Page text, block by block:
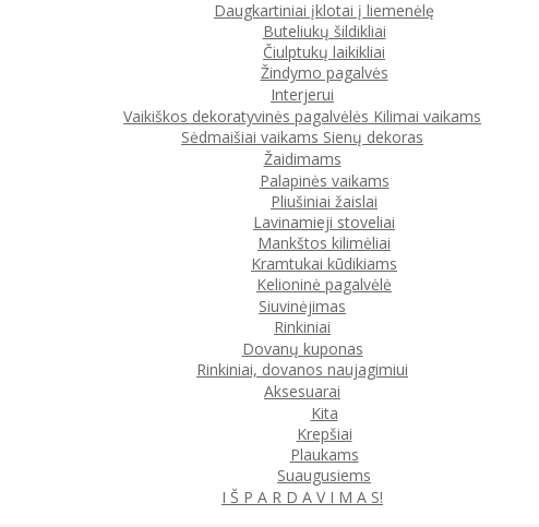
Daugkartiniai įklotai į liemenėlę
Buteliukų šildikliai
Čiulptukų laikikliai
Žindymo pagalvės
Interjerui
Vaikiškos dekoratyvinės pagalvėlės Kilimai vaikams
Sėdmaišiai vaikams Sienų dekoras
Žaidimams
Palapinės vaikams
Pliušiniai žaislai
Lavinamieji stoveliai
Mankštos kilimėliai
Kramtukai kūdikiams
Kelioninė pagalvėlė
Siuvinėjimas
Rinkiniai
Dovanų kuponas
Rinkiniai, dovanos naujagimiui
Aksesuarai
Kita
Krepšiai
Plaukams
Suaugusiems
I Š P A R D A V I M A S!